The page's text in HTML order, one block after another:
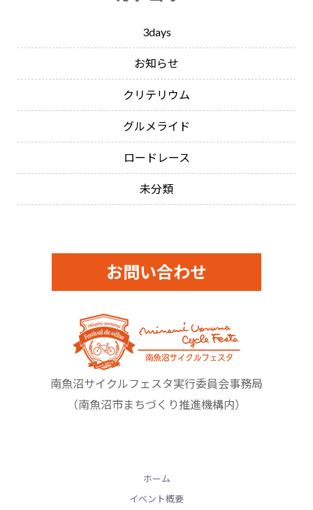
3days
お知らせ
クリテリウム
グルメライド
ロードレース
未分類
南魚沼サイクルフェスタ実行委員会事務局
（南魚沼市まちづくり推進機構内）
お問い合わせ
ホーム
イベント概要